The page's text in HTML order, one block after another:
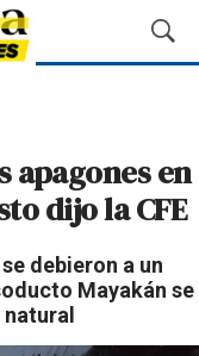
M
o
a
r
B
s
q
e
apagones en
dijo la CFE
debieron a un
Mayakán se